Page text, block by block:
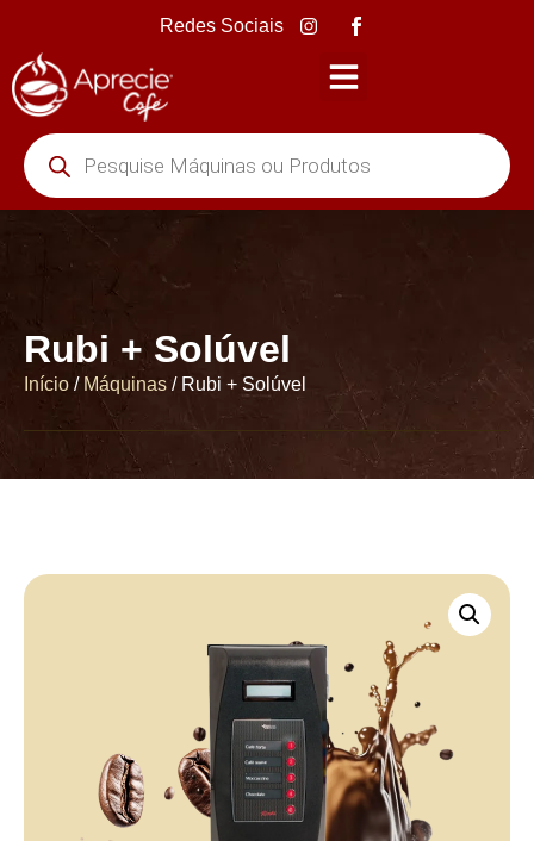
Redes Sociais
Rubi + Solúvel
Início / Máquinas/ Rubi + Solúvel
Chamar no WhatsApp